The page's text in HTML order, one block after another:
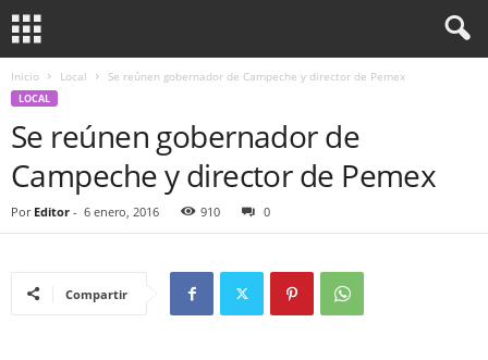
Inicio Local Se reúnen gobernador de Campeche y director de Pemex
LOCAL
Se reúnen gobernador de
Campeche y director de Pemex
Por Editor - 6 enero, 2016 910 0
Compartir